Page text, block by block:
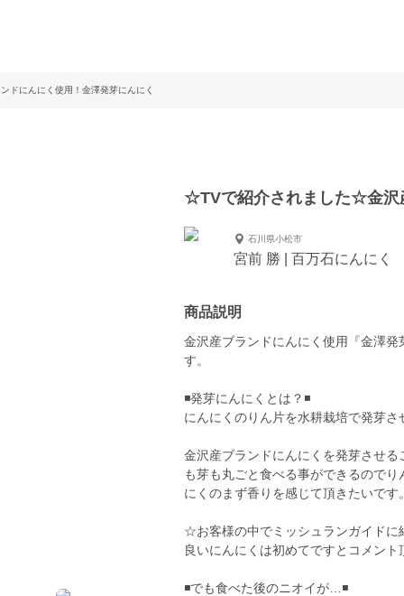
にんにく使用！金澤発芽にんにく
☆TVで紹介されました☆金沢
石川県小松市
宮前 勝 | 百万石にんにく
商品説明
金沢産ブランドにんにく使用『金澤
す。
◾️発芽にんにくとは？◾️
にんにくのりん片を水耕栽培で発芽
金沢産ブランドにんにくを発芽させ
も芽も丸ごと食べる事ができるので
にくのまず香りを感じて頂きたいです
☆お客様の中でミッシュランガイドに
良いにんにくは初めてですとコメン
◾️でも食べた後のニオイが…◾️